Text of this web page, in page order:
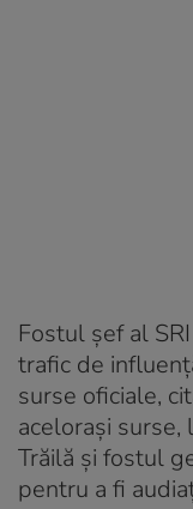
Fostul șef al
trafic de
surse oficiale,
aceloraşi surse,
Trăilă şi fostul
pentru a fi